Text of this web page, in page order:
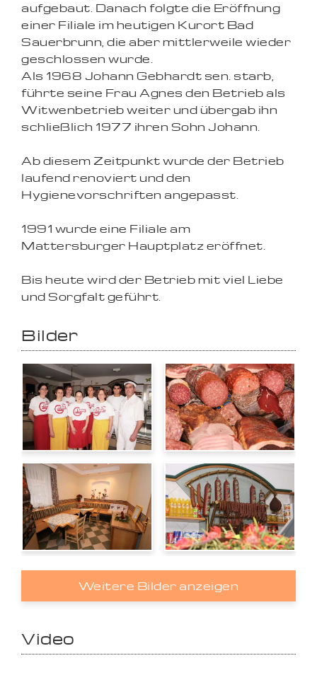
aufgebaut. Danach folgte die Eröffnung
einer Filiale im heutigen Kurort Bad
Sauerbrunn, die aber mittlerweile wieder
geschlossen wurde.
Als 1968 Johann Gebhardt sen. starb,
führte seine Frau Agnes den Betrieb als
Witwenbetrieb weiter und übergab ihn
schließlich 1977 ihren Sohn Johann.
Ab diesem Zeitpunkt wurde der Betrieb
laufend renoviert und den
Hygienevorschriften angepasst.
1991 wurde eine Filiale am
Mattersburger Hauptplatz eröffnet.
Bis heute wird der Betrieb mit viel Liebe
und Sorgfalt geführt.
Bilder
Weitere Bilder anzeigen
Video